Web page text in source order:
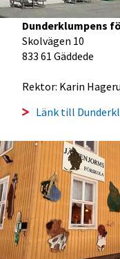
Dunderklumpens
Skolvägen 10
833 61 Gäddede
Rektor: Karin
Länk till